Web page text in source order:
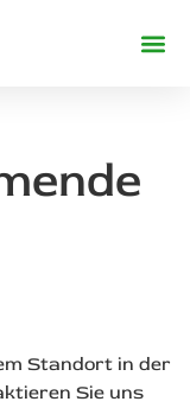
Standort in der
Sie uns